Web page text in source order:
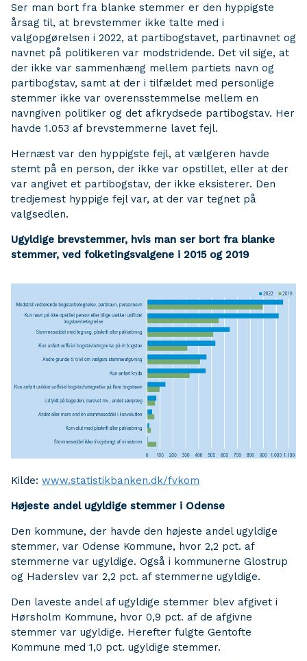
Ser man bort fra blanke stemmer er den hyppigste
årsag til, at brevstemmer ikke talte med i
valgopgørelsen i 2022, at partibogstavet, partinavnet og
navnet på politikeren var modstridende. Det vil sige, at
der ikke var sammenhæng mellem partiets navn og
partibogstav, samt at der i tilfældet med personlige
stemmer ikke var overensstemmelse mellem en
navngiven politiker og det afkrydsede partibogstav. Her
havde 1.053 af brevstemmerne lavet fejl.
Hernæst var den hyppigste fejl, at vælgeren havde
stemt på en person, der ikke var opstillet, eller at der
var angivet et partibogstav, der ikke eksisterer. Den
tredjemest hyppige fejl var, at der var tegnet på
valgsedlen.
Ugyldige brevstemmer, hvis man ser bort fra blanke
stemmer, ved folketingsvalgene i 2015 og 2019
Kilde: www.statistikbanken.dk/fvkom
Højeste andel ugyldige stemmer i Odense
Den kommune, der havde den højeste andel ugyldige
stemmer, var Odense Kommune, hvor 2,2 pct. af
stemmerne var ugyldige. Også i kommunerne Glostrup
og Haderslev var 2,2 pct. af stemmerne ugyldige.
Den laveste andel af ugyldige stemmer blev afgivet i
Hørsholm Kommune, hvor 0,9 pct. af de afgivne
stemmer var ugyldige. Herefter fulgte Gentofte
Kommune med 1,0 pct. ugyldige stemmer.